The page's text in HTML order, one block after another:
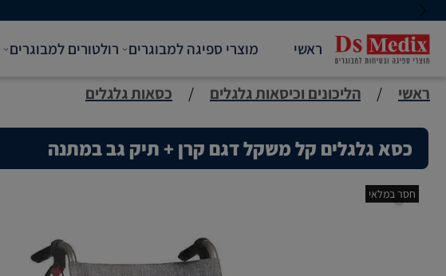
ראשי מוצרי ספיגה למבוגרים רולטורים למבוגרים
ראשי / הליכונים וכיסאות גלגלים / כסאות גלגלים
כסא גלגלים קל משקל דגם קרן + תיק גב במתנה
חסר במלאי